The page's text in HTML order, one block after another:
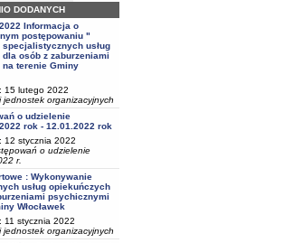
DODANYCH
Informacja o
postępowaniu "
specjalistycznych usług
osób z zaburzeniami
terenie Gminy
15 lutego 2022
jednostek organizacyjnych
o udzielenie
rok - 12.01.2022 rok
12 stycznia 2022
o udzielenie
r.
: Wykonywanie
usług opiekuńczych
psychicznymi
Włocławek
11 stycznia 2022
jednostek organizacyjnych